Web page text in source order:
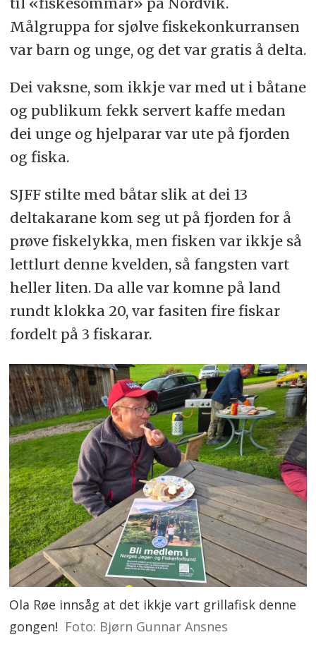
Målgruppa for sjølve fiskekonkurransen
var barn og unge, og det var gratis å delta.
Dei vaksne, som ikkje var med ut i båtane
og publikum fekk servert kaffe medan
dei unge og hjelparar var ute på fjorden
og fiska.
SJFF stilte med båtar slik at dei 13
deltakarane kom seg ut på fjorden for å
prøve fiskelykka, men fisken var ikkje så
lettlurt denne kvelden, så fangsten vart
heller liten. Da alle var komne på land
rundt klokka 20, var fasiten fire fiskar
fordelt på 3 fiskarar.
Ola Røe innsåg at det ikkje vart grillafisk denne
gongen! Foto: Bjørn Gunnar Ansnes